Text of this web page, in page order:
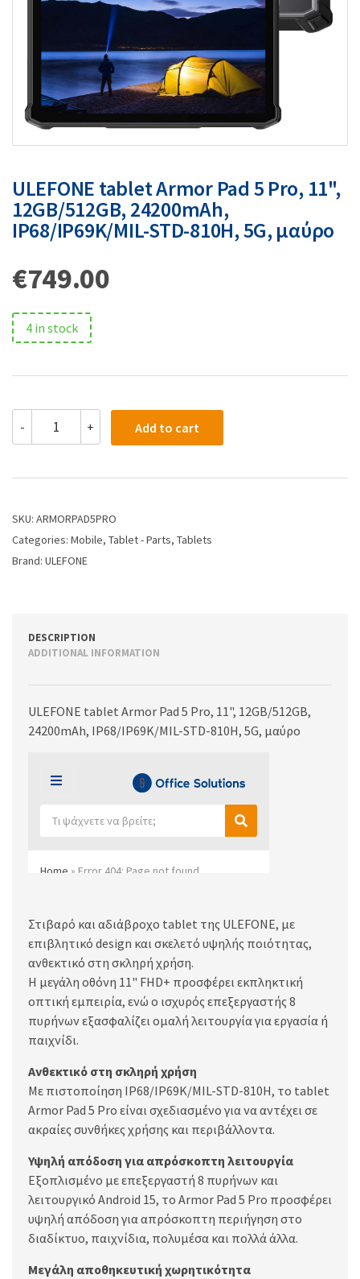
ULEFONE tablet Armor Pad 5 Pro, 11",
12GB/512GB, 24200mAh,
IP68/IP69K/MIL-STD-810H, 5G, μαύρο
€749.00
4 in stock
- + Add to cart
SKU: ARMORPAD5PRO
Categories: Mobile, Tablet - Parts, Tablets
Brand: ULEFONE
DESCRIPTION
ADDITIONAL INFORMATION
ULEFONE tablet Armor Pad 5 Pro, 11", 12GB/512GB,
24200mAh, IP68/IP69K/MIL-STD-810H, 5G, μαύρο
Στιβαρό και αδιάβροχο tablet της ULEFONE, με
επιβλητικό design και σκελετό υψηλής ποιότητας,
ανθεκτικό στη σκληρή χρήση.
Η μεγάλη οθόνη 11" FHD+ προσφέρει εκπληκτική
οπτική εμπειρία, ενώ ο ισχυρός επεξεργαστής 8
πυρήνων εξασφαλίζει ομαλή λειτουργία για εργασία ή
παιχνίδι.
Ανθεκτικό στη σκληρή χρήση
Με πιστοποίηση IP68/IP69K/MIL-STD-810H, το tablet
Armor Pad 5 Pro είναι σχεδιασμένο για να αντέχει σε
ακραίες συνθήκες χρήσης και περιβάλλοντα.
Υψηλή απόδοση για απρόσκοπτη λειτουργία
Εξοπλισμένο με επεξεργαστή 8 πυρήνων και
λειτουργικό Android 15, το Armor Pad 5 Pro προσφέρει
υψηλή απόδοση για απρόσκοπτη περιήγηση στο
διαδίκτυο, παιχνίδια, πολυμέσα και πολλά άλλα.
Μεγάλη αποθηκευτική χωρητικότητα